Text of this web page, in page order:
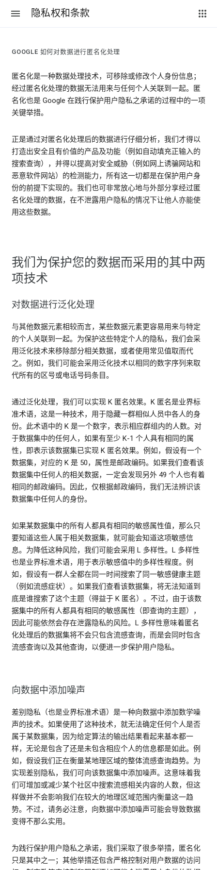
隐私权和条款
GOOGLE 如何对数据进行匿名化处理
匿名化是一种数据处理技术，可移除或修改个人身份信息；
经过匿名化处理的数据无法用来与任何个人关联到一起。匿
名化也是 Google 在践行保护用户隐私之承诺的过程中的一项
关键举措。
正是通过对匿名化处理后的数据进行仔细分析，我们才得以
打造出安全且有价值的产品及功能（例如自动填充正输入的
搜索查询），并得以提高对安全威胁（例如网上诱骗网站和
恶意软件网站）的检测能力，所有这一切都是在保护用户身
份的前提下实现的。我们也可非常放心地与外部分享经过匿
名化处理的数据，在不泄露用户隐私的情况下让他人亦能使
用这些数据。
我们为保护您的数据而采用的其中两
项技术
对数据进行泛化处理
与其他数据元素相较而言，某些数据元素更容易用来与特定
的个人关联到一起。为保护这些特定个人的隐私，我们会采
用泛化技术来移除部分相关数据，或者使用常见值取而代
之。例如，我们可能会采用泛化技术以相同的数字序列来取
代所有的区号或电话号码条目。
通过泛化处理，我们可以实现 K 匿名效果。K 匿名是业界标
准术语，这是一种技术，用于隐藏一群相似人员中各人的身
份。此术语中的 K 是一个数字，表示相应群组内的人数。对
于数据集中的任何人，如果有至少 K-1 个人具有相同的属
性，即表示该数据集已实现 K 匿名效果。例如，假设有一个
数据集，对应的 K 是 50，属性是邮政编码。如果我们查看该
数据集中任何人的相关数据，一定会发现另外 49 个人也有着
相同的邮政编码。因此，仅根据邮政编码，我们无法辨识该
数据集中任何人的身份。
如果某数据集中的所有人都具有相同的敏感属性值，那么只
要知道这些人属于相关数据集，就可能会知道这项敏感信
息。为降低这种风险，我们可能会采用 L 多样性。L 多样性
也是业界标准术语，用于表示敏感值中的多样性程度。例
如，假设有一群人全都在同一时间搜索了同一敏感健康主题
（例如流感症状）。如果我们查看该数据集，将无法知道到
底是谁搜索了这个主题（得益于 K 匿名）。不过，由于该数
据集中的所有人都具有相同的敏感属性（即查询的主题），
因此可能依然会存在泄露隐私的风险。L 多样性意味着匿名
化处理后的数据集将不会只包含流感查询，而是会同时包含
流感查询以及其他查询，以便进一步保护用户隐私。
向数据中添加噪声
差别隐私（也是业界标准术语）是一种向数据中添加数学噪
声的技术。如果使用了这种技术，就无法确定任何个人是否
属于某数据集，因为给定算法的输出结果看起来基本都一
样，无论是包含了还是未包含相应个人的信息都是如此。例
如，假设我们正在衡量某地理区域的整体流感查询趋势。为
实现差别隐私，我们可向该数据集中添加噪声。这意味着我
们可增加或减少某个社区中搜索流感相关内容的人数，但这
样做并不会影响我们在较大的地理区域范围内衡量这一趋
势。不过，请务必注意，向数据中添加噪声可能会导致数据
变得不那么实用。
为践行保护用户隐私之承诺，我们采取了很多举措，匿名化
只是其中之一；其他举措还包含严格控制对用户数据的访问